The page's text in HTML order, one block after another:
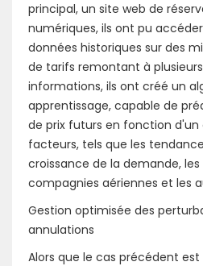
principal, un site web de
numériques, ils ont pu
données historiques sur des
de tarifs remontant à
informations, ils ont créé un
apprentissage, capable de
de prix futurs en fonction
facteurs, tels que les
croissance de la demande,
compagnies aériennes et les
Gestion optimisée des
annulations
Alors que le cas précédent